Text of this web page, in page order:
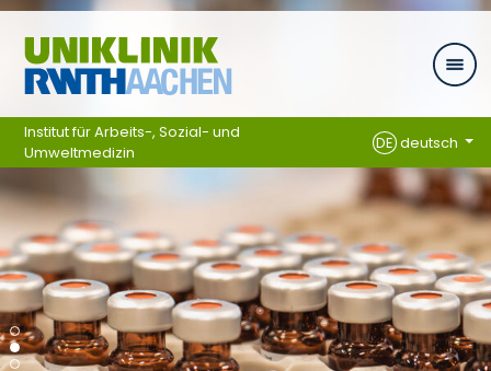
Zum Inhalt springen
Institut für Arbeits-, Sozial- und
Umweltmedizin
DEdeutsch